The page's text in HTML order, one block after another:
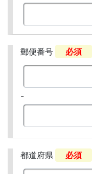
郵便番号 必須
-
都道府県 必須